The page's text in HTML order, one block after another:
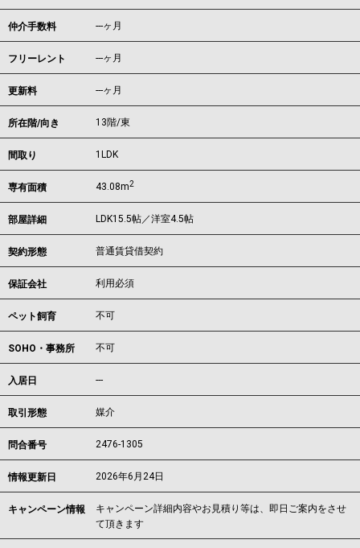
仲介手数料 ---ヶ月
フリーレント ---ヶ月
更新料 ---ヶ月
所在階/向き 13階/東
間取り 1LDK
専有面積 43.08m2
部屋詳細 LDK15.5帖／洋室4.5帖
契約形態 普通賃貸借契約
保証会社 利用必須
ペット飼育 不可
SOHO・事務所 不可
入居日 ---
取引形態 媒介
問合番号 2476-1305
情報更新日 2026年6月24日
キャンペーン情報
キャンペーン詳細内容やお見積り等は、即日ご案内をさせ
て頂きます